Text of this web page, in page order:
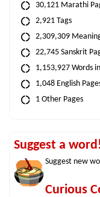
30,121 Marathi
2,921 Tags
2,309,309
22,745 Sanskrit
1,153,927 Words
1,048 English
1 Other Pages
Suggest a
Suggest new
Curious